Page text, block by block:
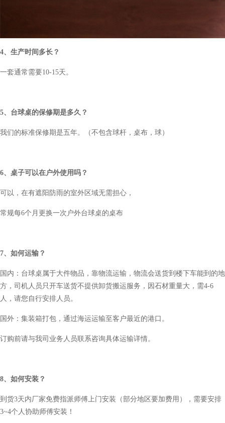
4、生产时间多长？
一套通常需要10-15天。
5、台球桌的保修期是多久？
我们的标准保修期是五年。（不包含球杆，桌布，球）
6、桌子可以在户外使用吗？
可以，在有遮阳防雨的室外区域无需担心，
常规每6个月更换一次户外台球桌的桌布
7、如何运输 ？
国内：台球桌属于大件物品，靠物流运输，物流会送货到楼下车能到的地
方，司机人员只开车送货不提供卸货搬运服务，因石材重量大，需4-6
人，请您自行安排人员。
国外：集装箱打包，通过海运运输至客户最近的港口。
订购前请与我司业务人员联系咨询具体运输详情。
8、如何安装 ？
到货3天内厂家免费指派师傅上门安装（部分地区要加费用），需要安排
3~4个人协助师傅安装！